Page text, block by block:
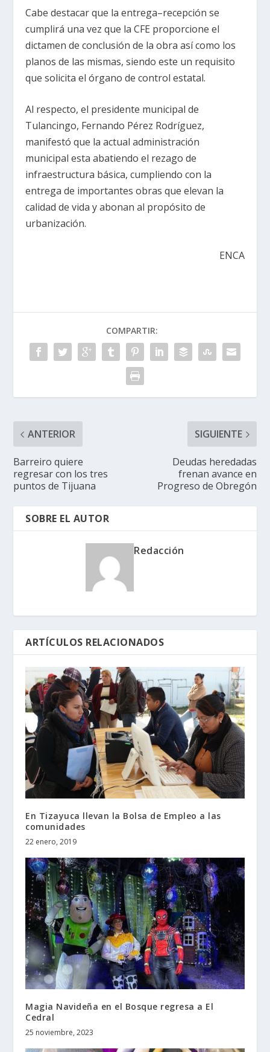
Cabe destacar que la entrega–recepción se
cumplirá una vez que la CFE proporcione el
dictamen de conclusión de la obra así como los
planos de las mismas, siendo este un requisito
que solicita el órgano de control estatal.
Al respecto, el presidente municipal de
Tulancingo, Fernando Pérez Rodríguez,
manifestó que la actual administración
municipal esta abatiendo el rezago de
infraestructura básica, cumpliendo con la
entrega de importantes obras que elevan la
calidad de vida y abonan al propósito de
urbanización.
ENCA
COMPARTIR:
ANTERIOR
Barreiro quiere
regresar con los tres
puntos de Tijuana
SIGUIENTE
Deudas heredadas
frenan avance en
Progreso de Obregón
SOBRE EL AUTOR
Redacción
ARTÍCULOS RELACIONADOS
En Tizayuca llevan la Bolsa de Empleo a las
comunidades
22 enero, 2019
Magia Navideña en el Bosque regresa a El
Cedral
25 noviembre, 2023